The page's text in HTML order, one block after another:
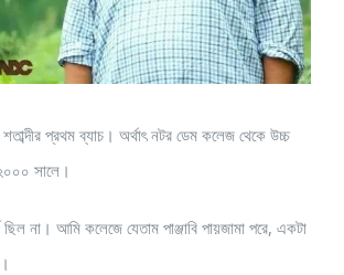
প্রথম ব্যাচ। অর্থাৎ নটর ডেম কলেজ থেকে উচ্চ
সালে।
না। আমি কলেজে যেতাম পাঞ্জাবি পায়জামা পরে, একটা